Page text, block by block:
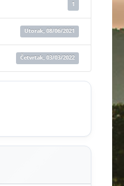
1
Utorak, 08/06/2021
Četvrtak, 03/03/2022